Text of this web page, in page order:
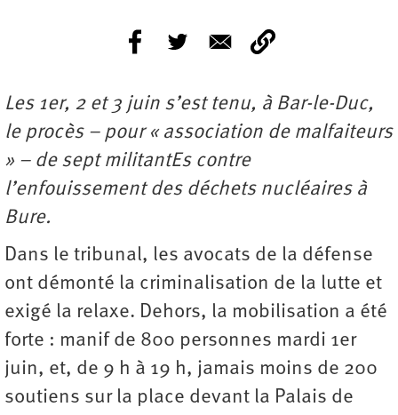
Les 1er, 2 et 3 juin s’est tenu, à Bar-le-Duc,
le procès – pour « association de malfaiteurs
» – de sept militantEs contre
l’enfouissement des déchets nucléaires à
Bure.
Dans le tribunal, les avocats de la défense
ont démonté la criminalisation de la lutte et
exigé la relaxe. Dehors, la mobilisation a été
forte : manif de 800 personnes mardi 1er
juin, et, de 9 h à 19 h, jamais moins de 200
soutiens sur la place devant la Palais de